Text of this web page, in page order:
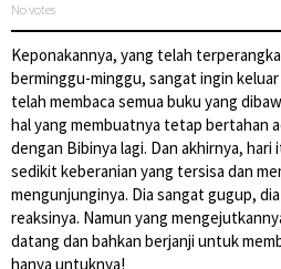
No votes
Keponakannya, yang telah
berminggu-minggu, sangat ingin
telah membaca semua buku yang
hal yang membuatnya tetap bertahan
dengan Bibinya lagi. Dan akhirnya,
sedikit keberanian yang tersisa dan
mengunjunginya. Dia sangat gugup,
reaksinya. Namun yang
datang dan bahkan berjanji untuk
hanya untuknya!